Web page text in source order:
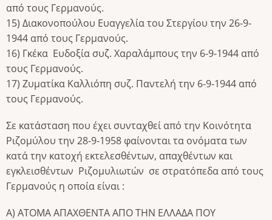
από τους Γερμανούς.
15) Διακονοπούλου Ευαγγελία του Στεργίου την 26-9-
1944 από τους Γερμανούς.
16) Γκέκα Ευδοξία συζ. Χαραλάμπους την 6-9-1944 από
τους Γερμανούς.
17) Ζυματίκα Καλλιόπη συζ. Παντελή την 6-9-1944 από
τους Γερμανούς.
Σε κατάσταση που έχει συνταχθεί από την Κοινότητα
Ριζομύλου την 28-9-1958 φαίνονται τα ονόματα των
κατά την κατοχή εκτελεσθέντων, απαχθέντων και
εγκλεισθέντων Ριζομυλιωτών σε στρατόπεδα από τους
Γερμανούς η οποία είναι :
Α) ΑΤΟΜΑ ΑΠΑΧΘΕΝΤΑ ΑΠΟ ΤΗΝ ΕΛΛΑΔΑ ΠΟΥ